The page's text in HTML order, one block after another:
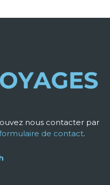
nous contacter par
de contact.